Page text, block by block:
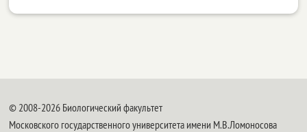
© 2008-2026 Биологический факультет
Московского государственного университета имени М.В.Ломоносова